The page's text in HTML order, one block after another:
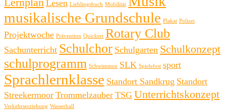
Lesen Lieblingsbuch Mobilität
musikalische Grundschule Plakat Polizei
Projektwoche Prävention Quickert Rotary Club
Sachunterricht Schulchor Schulgarten Schulkonzept
schulprogramm Schwimmen SLK Spielefest sport
Sprachlernklasse Standort Sandkrug Standort
Streekermoor Trommelzauber TSG Unterrichtskonzept
Verkehrserziehung Wasserball